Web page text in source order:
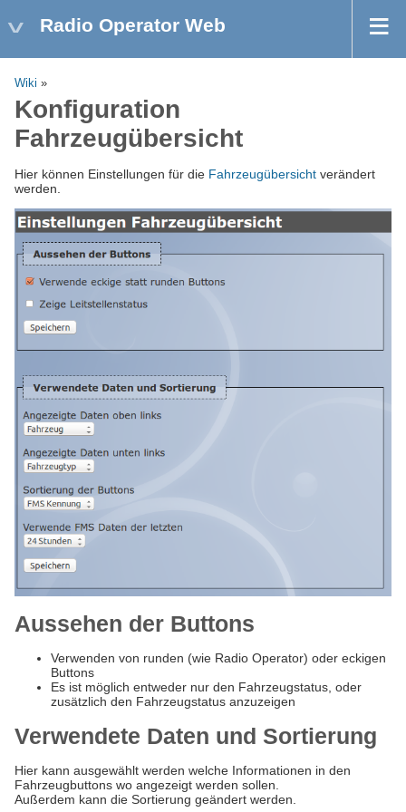
Radio Operator Web
Wiki »
Konfiguration
Fahrzeugübersicht
Hier können Einstellungen für die Fahrzeugübersicht verändert
werden.
Aussehen der Buttons
Verwenden von runden (wie Radio Operator) oder eckigen
Buttons
Es ist möglich entweder nur den Fahrzeugstatus, oder
zusätzlich den Fahrzeugstatus anzuzeigen
Verwendete Daten und Sortierung
Hier kann ausgewählt werden welche Informationen in den
Fahrzeugbuttons wo angezeigt werden sollen.
Außerdem kann die Sortierung geändert werden.